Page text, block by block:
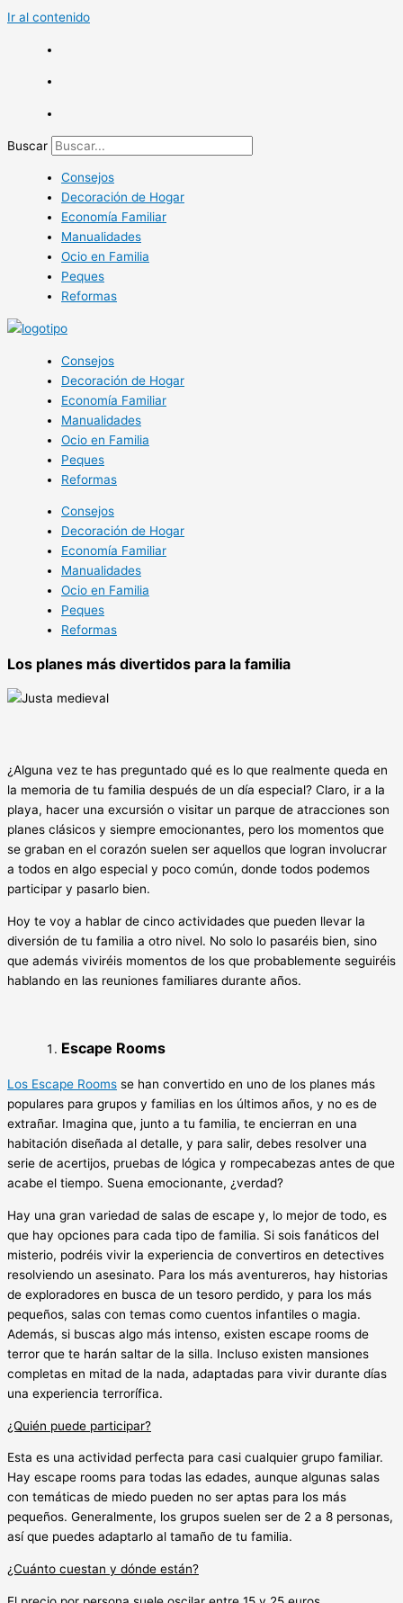
Ir al contenido
Buscar
Consejos
Decoración de Hogar
Economía Familiar
Manualidades
Ocio en Familia
Peques
Reformas
Consejos
Decoración de Hogar
Economía Familiar
Manualidades
Ocio en Familia
Peques
Reformas
Consejos
Decoración de Hogar
Economía Familiar
Manualidades
Ocio en Familia
Peques
Reformas
Los planes más divertidos para la familia
¿Alguna vez te has preguntado qué es lo que realmente queda en
la memoria de tu familia después de un día especial? Claro, ir a la
playa, hacer una excursión o visitar un parque de atracciones son
planes clásicos y siempre emocionantes, pero los momentos que
se graban en el corazón suelen ser aquellos que logran involucrar
a todos en algo especial y poco común, donde todos podemos
participar y pasarlo bien.
Hoy te voy a hablar de cinco actividades que pueden llevar la
diversión de tu familia a otro nivel. No solo lo pasaréis bien, sino
que además viviréis momentos de los que probablemente seguiréis
hablando en las reuniones familiares durante años.
Escape Rooms
Los Escape Rooms se han convertido en uno de los planes más
populares para grupos y familias en los últimos años, y no es de
extrañar. Imagina que, junto a tu familia, te encierran en una
habitación diseñada al detalle, y para salir, debes resolver una
serie de acertijos, pruebas de lógica y rompecabezas antes de que
acabe el tiempo. Suena emocionante, ¿verdad?
Hay una gran variedad de salas de escape y, lo mejor de todo, es
que hay opciones para cada tipo de familia. Si sois fanáticos del
misterio, podréis vivir la experiencia de convertiros en detectives
resolviendo un asesinato. Para los más aventureros, hay historias
de exploradores en busca de un tesoro perdido, y para los más
pequeños, salas con temas como cuentos infantiles o magia.
Además, si buscas algo más intenso, existen escape rooms de
terror que te harán saltar de la silla. Incluso existen mansiones
completas en mitad de la nada, adaptadas para vivir durante días
una experiencia terrorífica.
¿Quién puede participar?
Esta es una actividad perfecta para casi cualquier grupo familiar.
Hay escape rooms para todas las edades, aunque algunas salas
con temáticas de miedo pueden no ser aptas para los más
pequeños. Generalmente, los grupos suelen ser de 2 a 8 personas,
así que puedes adaptarlo al tamaño de tu familia.
¿Cuánto cuestan y dónde están?